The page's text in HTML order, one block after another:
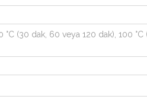
°C (30 dak, 60 veya 120 dak), 100